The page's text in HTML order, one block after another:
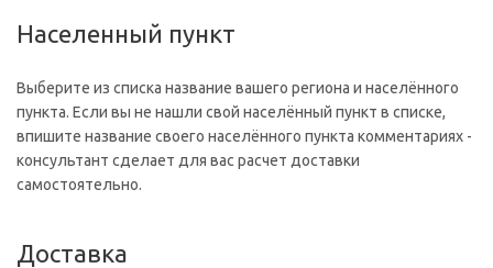
Населенный пункт
Выберите из списка название вашего региона и населённого
пункта. Если вы не нашли свой населённый пункт в списке,
впишите название своего населённого пункта комментариях -
консультант сделает для вас расчет доставки
самостоятельно.
Доставка